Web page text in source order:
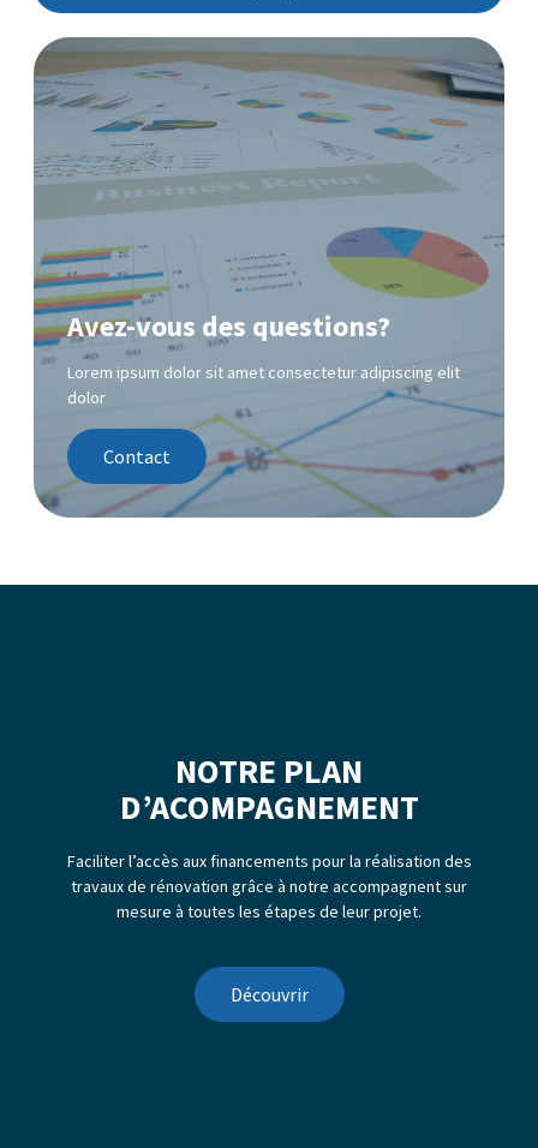
Avez-vous des questions?
Lorem ipsum dolor sit amet consectetur adipiscing elit
dolor
Contact
NOTRE PLAN
D’ACOMPAGNEMENT
Faciliter l’accès aux financements pour la réalisation des
travaux de rénovation grâce à notre accompagnent sur
mesure à toutes les étapes de leur projet.
Découvrir